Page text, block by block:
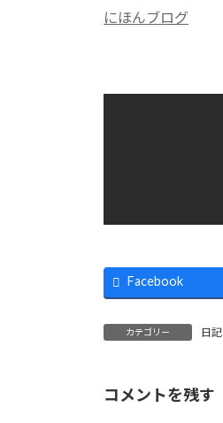
にほんブログ
Facebook
カテゴリー 日記
コメントを残す